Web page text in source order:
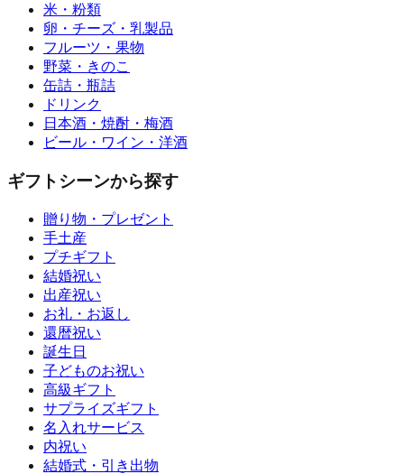
米・粉類
卵・チーズ・乳製品
フルーツ・果物
野菜・きのこ
缶詰・瓶詰
ドリンク
日本酒・焼酎・梅酒
ビール・ワイン・洋酒
ギフトシーンから探す
贈り物・プレゼント
手土産
プチギフト
結婚祝い
出産祝い
お礼・お返し
還暦祝い
誕生日
子どものお祝い
高級ギフト
サプライズギフト
名入れサービス
内祝い
結婚式・引き出物